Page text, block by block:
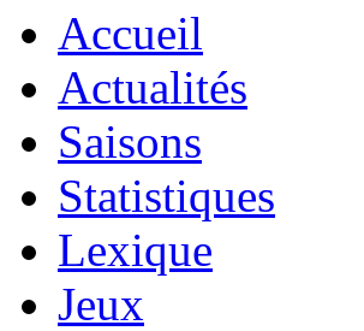
Accueil
Actualités
Saisons
Statistiques
Lexique
Jeux